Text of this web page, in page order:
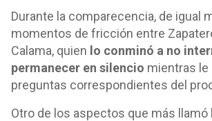
Durante la comparecencia, de igual
momentos de fricción entre
Calama, quien lo conminó a no
permanecer en silencio mientras le
preguntas correspondientes del
Otro de los aspectos que más llamó